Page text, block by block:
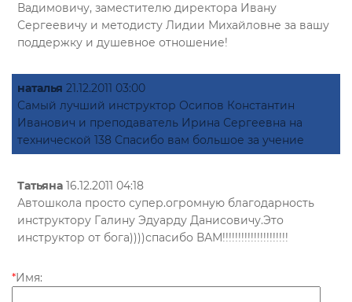
Вадимовичу, заместителю директора Ивану
Сергеевичу и методисту Лидии Михайловне за вашу
поддержку и душевное отношение!
наталья 21.12.2011 03:00
Самый лучший инструктор Осипов Константин
Иванович и преподаватель Ирина Сергеевна на
технической 138 Спасибо вам большое за учение
Татьяна 16.12.2011 04:18
Автошкола просто супер.огромную благодарность
инструктору Галину Эдуарду Данисовичу.Это
инструктор от бога))))спасибо ВАМ!!!!!!!!!!!!!!!!!!!!!
*Имя: